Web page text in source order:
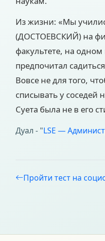
Из жизни: «Мы
(ДОСТОЕВСКИЙ) на
факультете, на одном
предпочитал
Вовсе не для того,
списывать у
Суета была не в его
Дуал - "LSE —
Пройти тест на